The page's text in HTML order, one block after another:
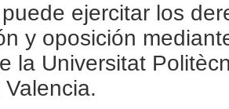
ejercitar los
y oposición
la Universitat